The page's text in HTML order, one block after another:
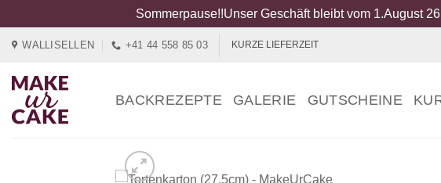
Sommerpause!!Unser Geschäft bleibt vom 1.August
springen
WALLISELLEN +41 44 558 85 03 KURZE LIEFERZEIT
BACKREZEPTE GALERIE GUTSCHEINE